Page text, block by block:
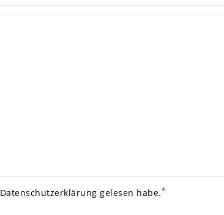
Daten­schutz­erklärung gelesen habe.*